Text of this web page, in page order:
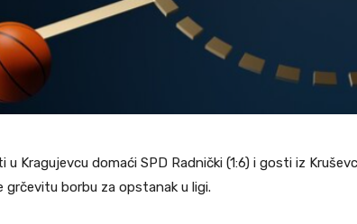
Kragujevcu domaći SPD Radnički (1:6) i gosti iz
grčevitu borbu za opstanak u ligi.